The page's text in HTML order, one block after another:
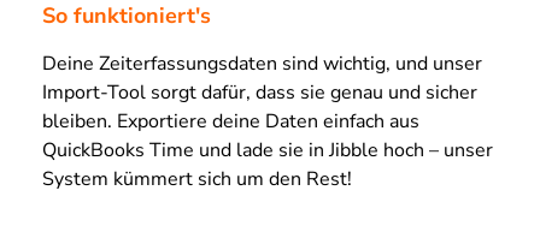
So funktioniert's
Deine Zeiterfassungsdaten sind wichtig, und unser
Import-Tool sorgt dafür, dass sie genau und sicher
bleiben. Exportiere deine Daten einfach aus
QuickBooks Time und lade sie in Jibble hoch – unser
System kümmert sich um den Rest!